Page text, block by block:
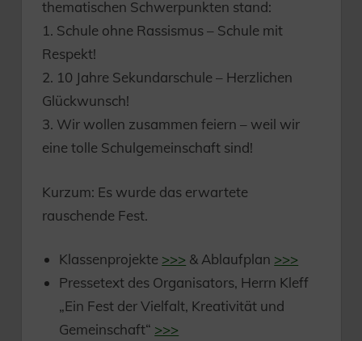
thematischen Schwerpunkten stand:
1. Schule ohne Rassismus – Schule mit
Respekt!
2. 10 Jahre Sekundarschule – Herzlichen
Glückwunsch!
3. Wir wollen zusammen feiern – weil wir
eine tolle Schulgemeinschaft sind!
Kurzum: Es wurde das erwartete
rauschende Fest.
Klassenprojekte >>> & Ablaufplan >>>
Pressetext des Organisators, Herrn Kleff
„Ein Fest der Vielfalt, Kreativität und
Gemeinschaft“ >>>